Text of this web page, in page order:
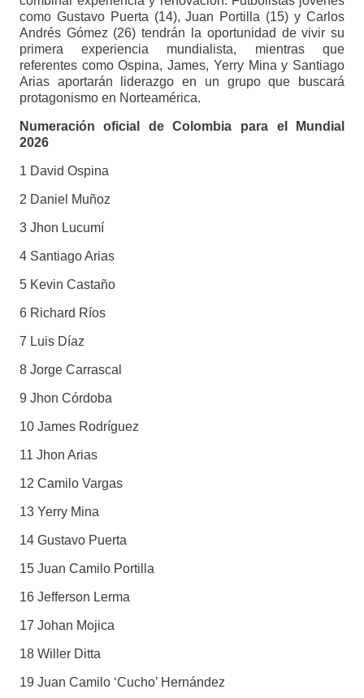
como Gustavo Puerta (14), Juan Portilla (15) y Carlos
Andrés Gómez (26) tendrán la oportunidad de vivir su
primera experiencia mundialista, mientras que
referentes como Ospina, James, Yerry Mina y Santiago
Arias aportarán liderazgo en un grupo que buscará
protagonismo en Norteamérica.
Numeración oficial de Colombia para el Mundial
2026
1 David Ospina
2 Daniel Muñoz
3 Jhon Lucumí
4 Santiago Arias
5 Kevin Castaño
6 Richard Ríos
7 Luis Díaz
8 Jorge Carrascal
9 Jhon Córdoba
10 James Rodríguez
11 Jhon Arias
12 Camilo Vargas
13 Yerry Mina
14 Gustavo Puerta
15 Juan Camilo Portilla
16 Jefferson Lerma
17 Johan Mojica
18 Willer Ditta
19 Juan Camilo ‘Cucho’ Hernández